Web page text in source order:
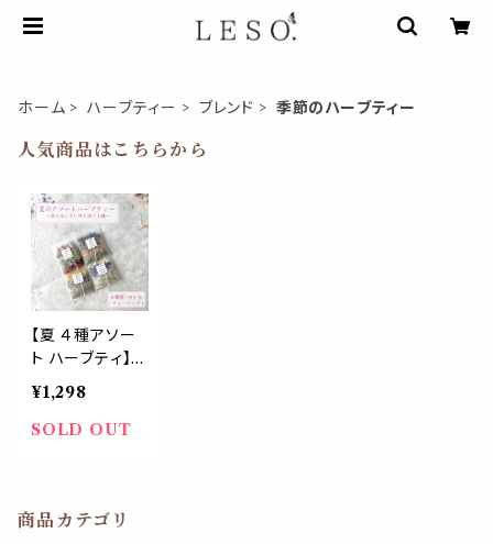
ホーム ハーブティー ブレンド 季節のハーブティー
人気商品はこちらから
【夏 ４種アソー
ト ハーブティ】サ
マー ブレンド テ
ィーパック 夏バ
テ対策 季節限
容 贈り物 ギフト
¥1,298
SOLD OUT
商品カテゴリ